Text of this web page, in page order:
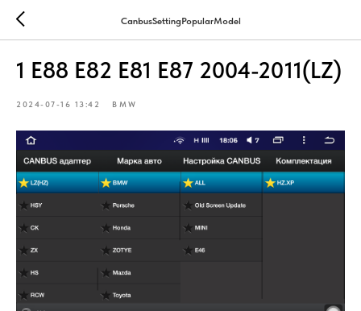
CanbusSettingPopularModel
1 E88 E82 E81 E87 2004-2011(LZ)
2024-07-16 13:42 BMW